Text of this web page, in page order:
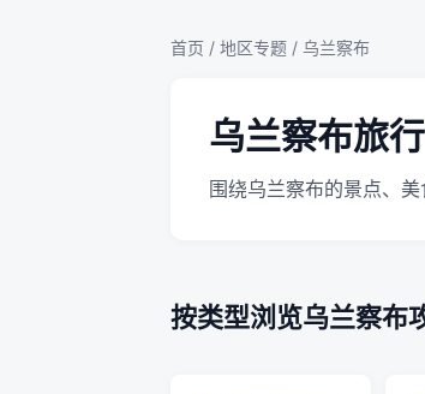
首页 / 地区专题 / 乌兰察布
乌兰察布旅
围绕乌兰察布的景点、
按类型浏览乌兰察布